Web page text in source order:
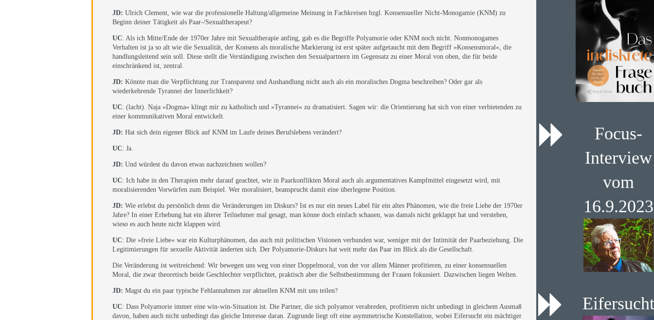
JD: Ulrich Clement, wie war die professionelle Haltung/allgemeine Meinung in Fachkreisen bzgl. Konsensueller Nicht-Monogamie (KNM) zu
Beginn deiner Tätigkeit als Paar-/Sexualtherapeut?
UC: Als ich Mitte/Ende der 1970er Jahre mit Sexualtherapie anfing, gab es die Begriffe Polyamorie oder KNM noch nicht. Nonmonogames
Verhalten ist ja so alt wie die Sexualität, der Konsens als moralische Markierung ist erst später aufgetaucht mit dem Begriff »Konsensmoral«, die
handlungsleitend sein soll. Diese stellt die Verständigung zwischen den Sexualpartnern im Gegensatz zu einer Moral von oben, die für beide
einschränkend ist, zentral.
JD: Könnte man die Verpflichtung zur Transparenz und Aushandlung nicht auch als ein moralisches Dogma beschreiben? Oder gar als
wiederkehrende Tyrannei der Innerlichkeit?
UC: (lacht). Naja »Dogma« klingt mir zu katholisch und »Tyrannei« zu dramatisiert. Sagen wir: die Orientierung hat sich von einer verbietenden zu
einer kommunikativen Moral entwickelt.
JD: Hat sich dein eigener Blick auf KNM im Laufe deines Berufslebens verändert?
UC: Ja.
JD: Und würdest du davon etwas nachzeichnen wollen?
UC: Ich habe in den Therapien mehr darauf geachtet, wie in Paarkonflikten Moral auch als argumentatives Kampfmittel eingesetzt wird, mit
moralisierenden Vorwürfen zum Beispiel. Wer moralisiert, beansprucht damit eine überlegene Position.
JD: Wie erlebst du persönlich denn die Veränderungen im Diskurs? Ist es nur ein neues Label für ein altes Phänomen, wie die freie Liebe der 1970er
Jahre? In einer Erhebung hat ein älterer Teilnehmer mal gesagt, man könne doch einfach schauen, was damals nicht geklappt hat und verstehen,
wieso es auch heute nicht klappen wird.
UC: Die »freie Liebe« war ein Kulturphänomen, das auch mit politischen Visionen verbunden war, weniger mit der Intimität der Paarbeziehung. Die
Legitimierungen für sexuelle Aktivität änderten sich. Der Polyamorie-Diskurs hat weit mehr das Paar im Blick als die Gesellschaft.
Die Veränderung ist weitreichend: Wir bewegen uns weg von einer Doppelmoral, von der vor allem Männer profitieren, zu einer konsensuellen
Moral, die zwar theoretisch beide Geschlechter verpflichtet, praktisch aber die Selbstbestimmung der Frauen fokussiert. Dazwischen liegen Welten.
JD: Magst du ein paar typische Fehlannahmen zur aktuellen KNM mit uns teilen?
UC: Dass Polyamorie immer eine win-win-Situation ist. Die Partner, die sich polyamor verabreden, profitieren nicht unbedingt in gleichem Ausmaß
davon, haben auch nicht unbedingt das gleiche Interesse daran. Zugrunde liegt oft eine asymmetrische Konstellation, wobei Eifersucht ein mächtiger
Focus-
Interview
vom
16.9.2023
Eifersucht